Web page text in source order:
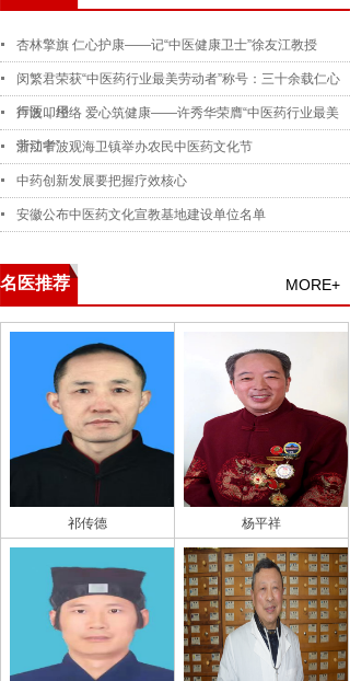
杏林擎旗 仁心护康——记“中医健康卫士”徐友江教授
闵繁君荣获“中医药行业最美劳动者”称号：三十余载仁心
行医，用
声波叩经络 爱心筑健康——许秀华荣膺“中医药行业最美
劳动者”
浙江宁波观海卫镇举办农民中医药文化节
中药创新发展要把握疗效核心
安徽公布中医药文化宣教基地建设单位名单
名医推荐 MORE+
祁传德 杨平祥